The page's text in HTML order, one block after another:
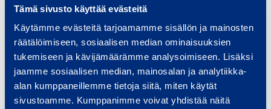
Tämä sivusto käyttää evästeitä
Käytämme evästeitä tarjoamamme sisällön ja mainosten
räätälöimiseen, sosiaalisen median ominaisuuksien
tukemiseen ja kävijämäärämme analysoimiseen. Lisäksi
jaamme sosiaalisen median, mainosalan ja analytiikka-
alan kumppaneillemme tietoja siitä, miten käytät
sivustoamme. Kumppanimme voivat yhdistää näitä
BLOGI